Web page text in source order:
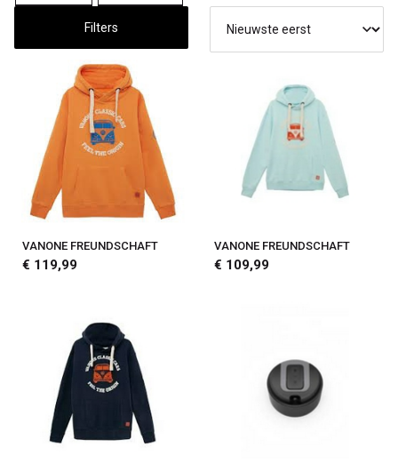
Filters
VANONE FREUNDSCHAFT
€ 119,99
VANONE FREUNDSCHAFT
€ 109,99